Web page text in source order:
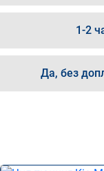
1-2
Да, без